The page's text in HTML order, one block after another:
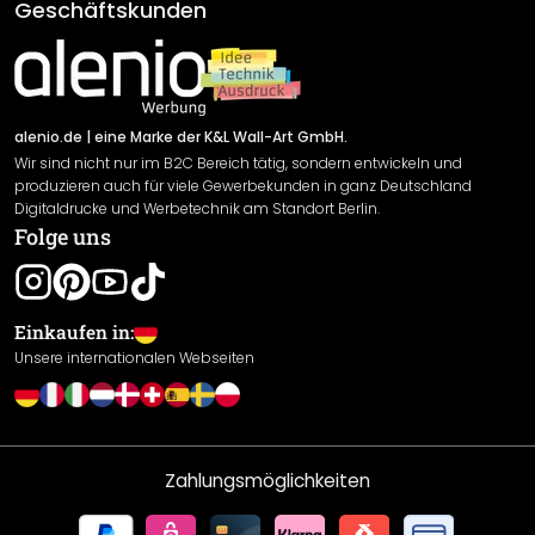
Newsletter An-/Abmeldung
Sendungsverfolgung
AGB
Impressum
Versand & Zahlung
Rücksendung
Widerrufsrecht
Datenschutzerklärung
Gewährleistung
Leistungserklärung / CE-Zeichen
Cookie Einstellungen
Geschäftskunden
alenio.de | eine Marke der K&L Wall-Art GmbH.
Wir sind nicht nur im B2C Bereich tätig, sondern entwickeln und
produzieren auch für viele Gewerbekunden in ganz Deutschland
Digitaldrucke und Werbetechnik am Standort Berlin.
Folge uns
Einkaufen in:
Unsere internationalen Webseiten
Zahlungsmöglichkeiten